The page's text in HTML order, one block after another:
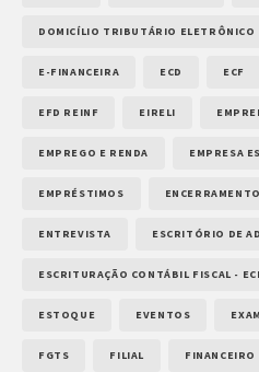
DOMICÍLIO TRIBUTÁRIO ELETRÔNICO
E-FINANCEIRA ECD ECF
EFD REINF EIRELI
EMPREGO E RENDA EMPRESA
EMPRÉSTIMOS
ENTREVISTA ESCRITÓRIO DE
ESCRITURAÇÃO CONTÁBIL FISCAL -
ESTOQUE EVENTOS
FGTS FILIAL FINANCEIRO